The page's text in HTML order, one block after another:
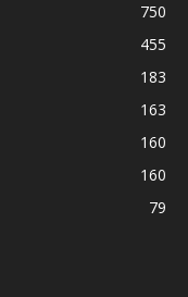
750
455
183
163
160
160
79